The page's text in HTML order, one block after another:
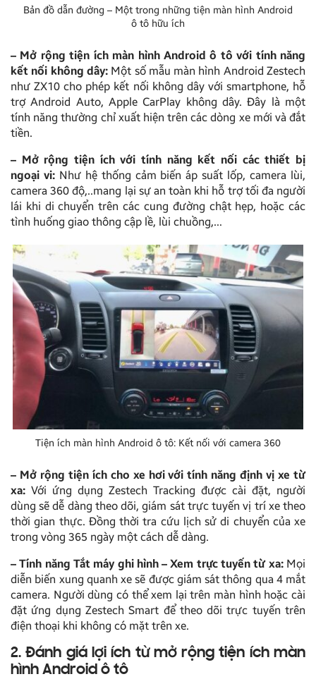
Bản đồ dẫn đường – Một trong những tiện màn hình Android
ô tô hữu ích
– Mở rộng tiện ích màn hình Android ô tô với tính năng
kết nối không dây:Một số mẫu màn hình Android Zestech
như ZX10 cho phép kết nối không dây với smartphone, hỗ
trợ Android Auto, Apple CarPlay không dây. Đây là một
tính năng thường chỉ xuất hiện trên các dòng xe mới và đắt
tiền.
– Mở rộng tiện ích với tính năng kết nối các thiết bị
ngoại vi:Như hệ thống cảm biến áp suất lốp, camera lùi,
camera 360 độ,..mang lại sự an toàn khi hỗ trợ tối đa người
lái khi di chuyển trên các cung đường chật hẹp, hoặc các
tình huống giao thông cập lề, lùi chuồng,…
Tiện ích màn hình Android ô tô: Kết nối với camera 360
– Mở rộng tiện ích cho xe hơi với tính năng định vị xe từ
xa: Với ứng dụng Zestech Tracking được cài đặt, người
dùng sẽ dễ dàng theo dõi, giám sát trực tuyến vị trí xe theo
thời gian thực. Đồng thời tra cứu lịch sử di chuyển của xe
trong vòng 365 ngày một cách dễ dàng.
– Tính năng Tắt máy ghi hình – Xem trực tuyến từ xa: Mọi
diễn biến xung quanh xe sẽ được giám sát thông qua 4 mắt
camera. Người dùng có thể xem lại trên màn hình hoặc cài
đặt ứng dụng Zestech Smart để theo dõi trực tuyến trên
điện thoại khi không có mặt trên xe.
2. Đánh giá lợi ích từ mở rộng tiện ích màn
hình Android ô tô